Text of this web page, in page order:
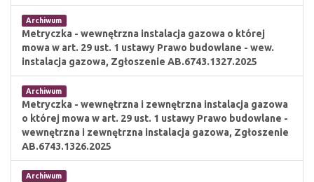
Archiwum
Metryczka - wewnętrzna instalacja gazowa o której
mowa w art. 29 ust. 1 ustawy Prawo budowlane - wew.
instalacja gazowa, Zgłoszenie AB.6743.1327.2025
Archiwum
Metryczka - wewnętrzna i zewnętrzna instalacja gazowa
o której mowa w art. 29 ust. 1 ustawy Prawo budowlane -
wewnętrzna i zewnętrzna instalacja gazowa, Zgłoszenie
AB.6743.1326.2025
Archiwum